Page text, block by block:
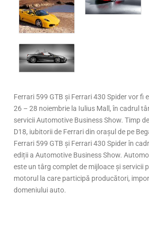
Ferrari 599 GTB și Ferrari 430 Spider vor fi
26 – 28 noiembrie la Iulius Mall, în cadrul
servicii Automotive Business Show. Timp
D18, iubitorii de Ferrari din orașul de pe
Ferrari 599 GTB și Ferrari 430 Spider în
ediții a Automotive Business Show.
este un târg complet de mijloace și servicii
motorul la care participă producători,
domeniului auto.